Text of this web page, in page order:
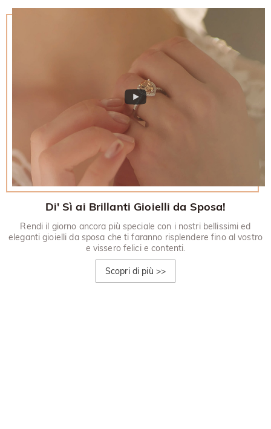
30 giorni.
Di' Sì ai Brillanti Gioielli da Sposa!
Rendi il giorno ancora più speciale con i nostri bellissimi ed
eleganti gioielli da sposa che ti faranno risplendere fino al vostro
e vissero felici e contenti.
Scopri di più >>